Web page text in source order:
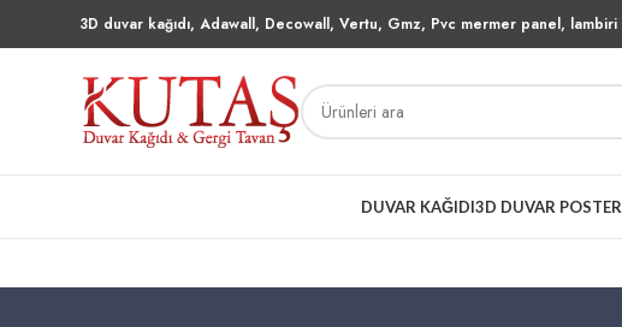
3D duvar kağıdı, Adawall, Decowall, Vertu, Gmz, Pvc mermer panel,
DUVAR KAĞIDI3D DUVAR